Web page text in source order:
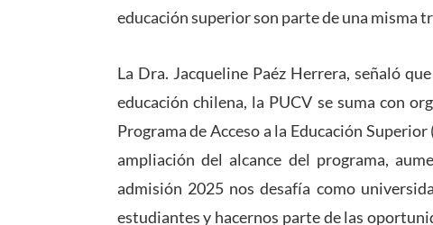
educación superior son parte de una misma
La Dra. Jacqueline Paéz Herrera, señaló
educación chilena, la PUCV se suma con
Programa de Acceso a la Educación
ampliación del alcance del programa,
admisión 2025 nos desafía como
estudiantes y hacernos parte de las